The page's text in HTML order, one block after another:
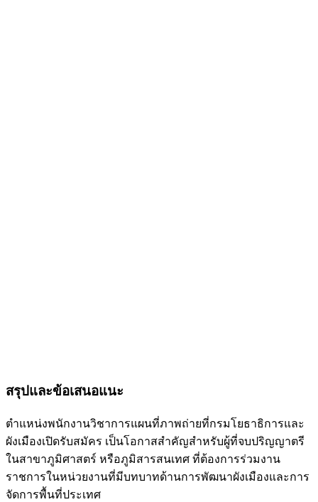
สรุปและข้อเสนอแนะ
ตำแหน่งพนักงานวิชาการแผนที่ภาพถ่ายที่กรมโยธาธิการและ
ผังเมืองเปิดรับสมัคร เป็นโอกาสสำคัญสำหรับผู้ที่จบปริญญาตรี
ในสาขาภูมิศาสตร์ หรือภูมิสารสนเทศ ที่ต้องการร่วมงาน
ราชการในหน่วยงานที่มีบทบาทด้านการพัฒนาผังเมืองและการ
จัดการพื้นที่ประเทศ